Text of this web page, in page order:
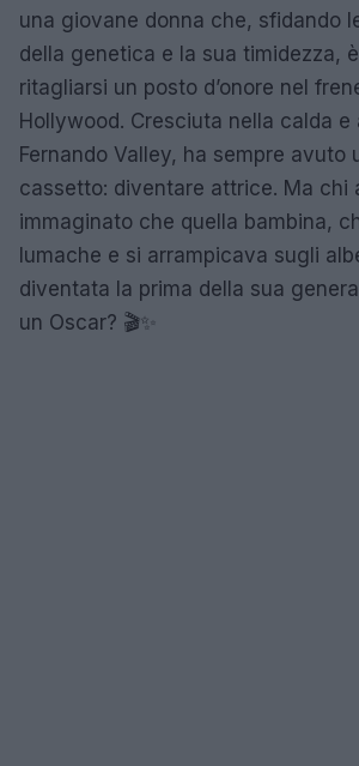
una giovane donna che, sfidando
della genetica e la sua timidezza,
ritagliarsi un posto d’onore nel
Hollywood. Cresciuta nella calda e
Fernando Valley, ha sempre avuto
cassetto: diventare attrice. Ma chi
immaginato che quella bambina,
lumache e si arrampicava sugli
diventata la prima della sua
un Oscar? 🎬✨